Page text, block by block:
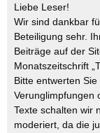
Liebe Leser!
Wir sind dankbar
Beteiligung sehr.
Beiträge auf der
Monatszeitschrift
Bitte entwerten
Verunglimpfungen
Texte schalten wir
moderiert, da die